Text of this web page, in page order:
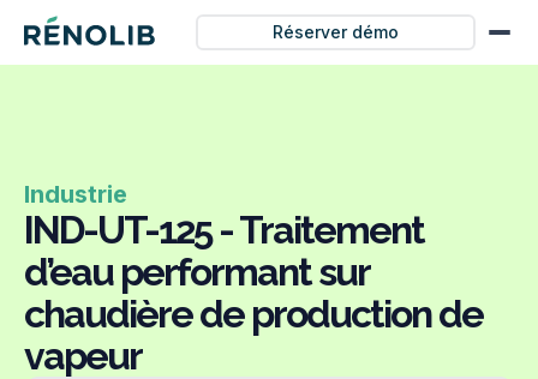
Réserver démo
Industrie
IND-UT-125 - Traitement
d’eau performant sur
chaudière de production de
vapeur